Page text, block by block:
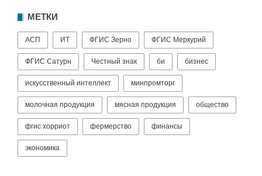
МЕТКИ
АСП ИТ ФГИС Зерно ФГИС Меркурий
ФГИС Сатурн Честный знак би бизнес
искусственный интеллект минпромторг
молочная продукция мясная продукция общество
фгис хорриот фермерство финансы
экономика